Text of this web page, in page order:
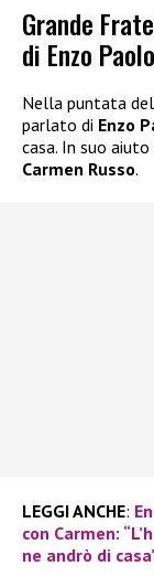
Grande
di Enzo
Nella puntata del
parlato di Enzo
casa. In suo
Carmen Russo.
LEGGI ANCHE:
con Carmen:
ne andrò di